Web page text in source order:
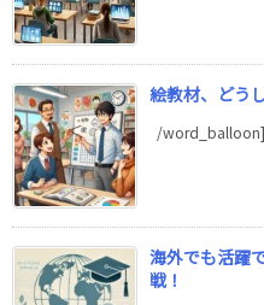
絵教材、どう
/word_balloon]
海外でも活躍
戦！